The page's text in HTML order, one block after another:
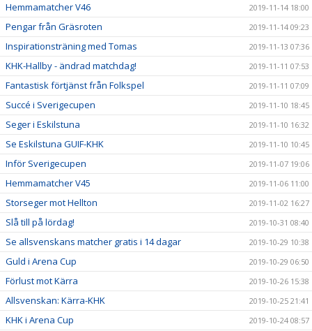
Hemmamatcher V46 2019-11-14 18:00
Pengar från Gräsroten 2019-11-14 09:23
Inspirationsträning med Tomas 2019-11-13 07:36
KHK-Hallby - ändrad matchdag! 2019-11-11 07:53
Fantastisk förtjänst från Folkspel 2019-11-11 07:09
Succé i Sverigecupen 2019-11-10 18:45
Seger i Eskilstuna 2019-11-10 16:32
Se Eskilstuna GUIF-KHK 2019-11-10 10:45
Inför Sverigecupen 2019-11-07 19:06
Hemmamatcher V45 2019-11-06 11:00
Storseger mot Hellton 2019-11-02 16:27
Slå till på lördag! 2019-10-31 08:40
Se allsvenskans matcher gratis i 14 dagar 2019-10-29 10:38
Guld i Arena Cup 2019-10-29 06:50
Förlust mot Kärra 2019-10-26 15:38
Allsvenskan: Kärra-KHK 2019-10-25 21:41
KHK i Arena Cup 2019-10-24 08:57